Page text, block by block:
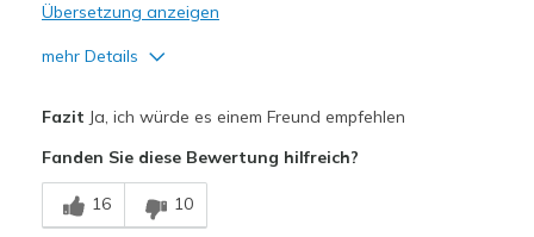
Übersetzung anzeigen
mehr Details
Comfortable
Durable
Fazit Ja, ich würde es einem Freund empfehlen
Fanden Sie diese Bewertung hilfreich?
16 10